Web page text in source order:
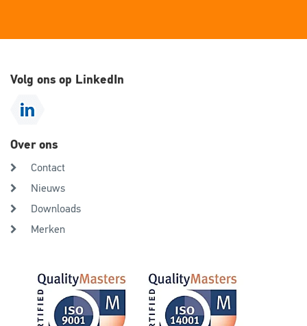
Volg ons op LinkedIn
Over ons
Contact
Nieuws
Downloads
Merken